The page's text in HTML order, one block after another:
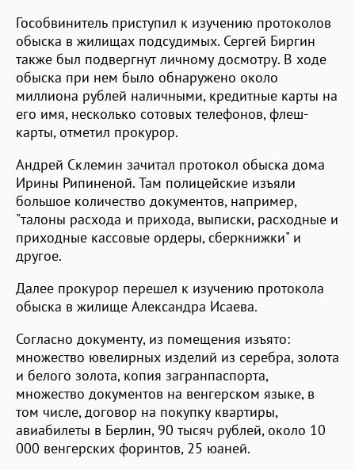
Гособвинитель приступил к изучению протоколов
обыска в жилищах подсудимых. Сергей Биргин
также был подвергнут личному досмотру. В ходе
обыска при нем было обнаружено около
миллиона рублей наличными, кредитные карты на
его имя, несколько сотовых телефонов, флеш-
карты, отметил прокурор.
Андрей Склемин зачитал протокол обыска дома
Ирины Рипиненой. Там полицейские изъяли
большое количество документов, например,
"талоны расхода и прихода, выписки, расходные и
приходные кассовые ордеры, сберкнижки" и
другое.
Далее прокурор перешел к изучению протокола
обыска в жилище Александра Исаева.
Согласно документу, из помещения изъято:
множество ювелирных изделий из серебра, золота
и белого золота, копия загранпаспорта,
множество документов на венгерском языке, в
том числе, договор на покупку квартиры,
авиабилеты в Берлин, 90 тысяч рублей, около 10
000 венгерских форинтов, 25 юаней.